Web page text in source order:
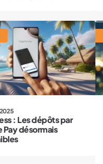
: Les dépôts par
Pay désormais